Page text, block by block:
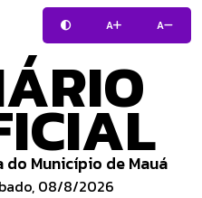
A A
Município de Mauá
08/8/2026